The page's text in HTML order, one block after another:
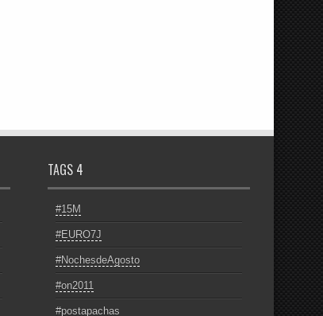
TAGS 4
#15M
#EURO7J
#NochesdeAgosto
#on2011
#postapachas